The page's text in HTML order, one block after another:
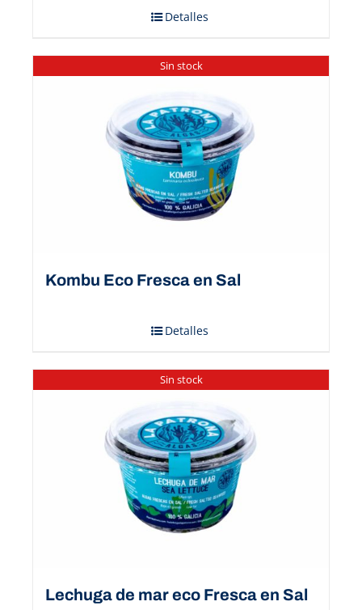
Detalles
Sin stock
Kombu Eco Fresca en Sal
Detalles
Sin stock
Lechuga de mar eco Fresca en Sal